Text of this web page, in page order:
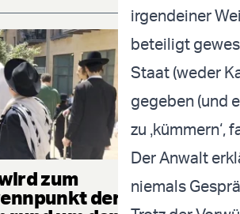
zum
der
irgendeiner
beteiligt
Staat (weder
gegeben (und
zu
Der Anwalt
niemals